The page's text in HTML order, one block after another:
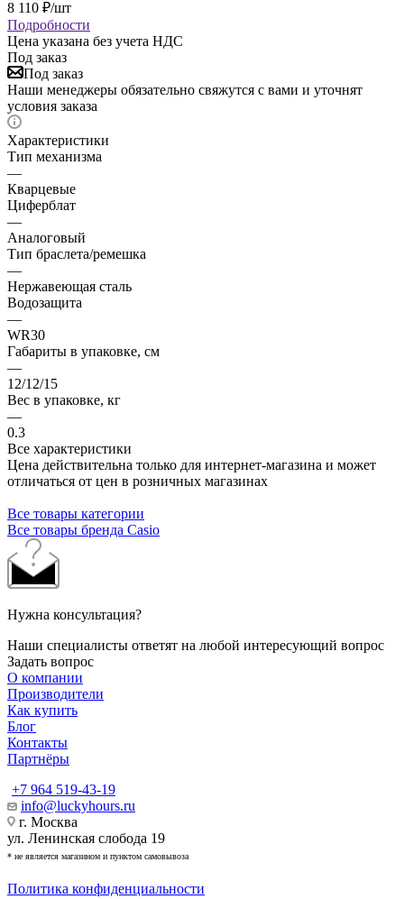
8 110 ₽/шт
Подробности
Цена указана без учета НДС
Под заказ
Под заказ
Наши менеджеры обязательно свяжутся с вами и уточнят
условия заказа
Характеристики
Тип механизма
—
Кварцевые
Циферблат
—
Аналоговый
Тип браслета/ремешка
—
Нержавеющая сталь
Водозащита
—
WR30
Габариты в упаковке, см
—
12/12/15
Вес в упаковке, кг
—
0.3
Все характеристики
Цена действительна только для интернет-магазина и может
отличаться от цен в розничных магазинах
Все товары категории
Все товары бренда Casio
Нужна консультация?
Наши специалисты ответят на любой интересующий вопрос
Задать вопрос
О компании
Производители
Как купить
Блог
Контакты
Партнёры
+7 964 519-43-19
info@luckyhours.ru
г. Москва
ул. Ленинская слобода 19
* не является магазином и пунктом самовывоза
Политика конфиденциальности